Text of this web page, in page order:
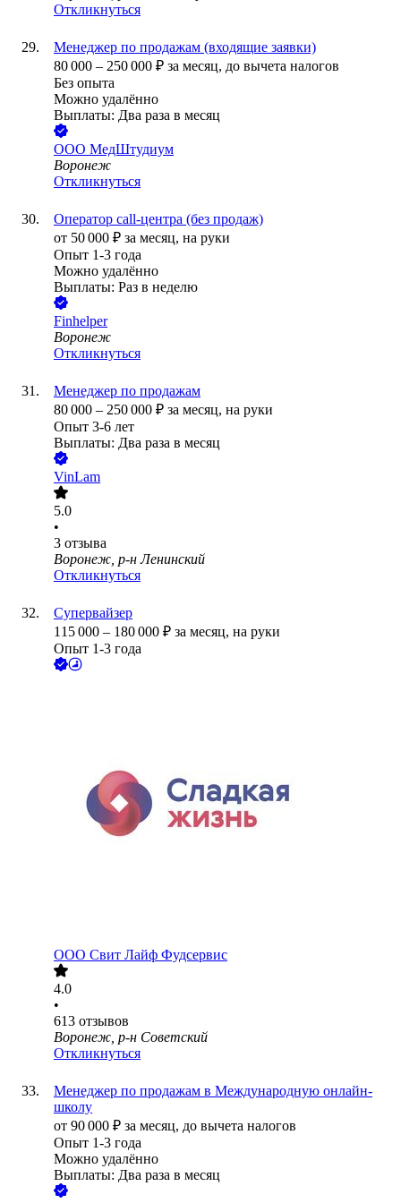
Откликнуться
Менеджер по продажам (входящие заявки)
80 000 – 250 000 ₽ за месяц, до вычета налогов
Без опыта
Можно удалённо
Выплаты: Два раза в месяц
ООО МедШтудиум
Воронеж
Откликнуться
Оператор call-центра (без продаж)
от 50 000 ₽ за месяц, на руки
Опыт 1-3 года
Можно удалённо
Выплаты: Раз в неделю
Finhelper
Воронеж
Откликнуться
Менеджер по продажам
80 000 – 250 000 ₽ за месяц, на руки
Опыт 3-6 лет
Выплаты: Два раза в месяц
VinLam
5.0
•
3 отзыва
Воронеж, р-н Ленинский
Откликнуться
Супервайзер
115 000 – 180 000 ₽ за месяц, на руки
Опыт 1-3 года
ООО Свит Лайф Фудсервис
4.0
•
613 отзывов
Воронеж, р-н Советский
Откликнуться
Менеджер по продажам в Международную онлайн-
школу
от 90 000 ₽ за месяц, до вычета налогов
Опыт 1-3 года
Можно удалённо
Выплаты: Два раза в месяц